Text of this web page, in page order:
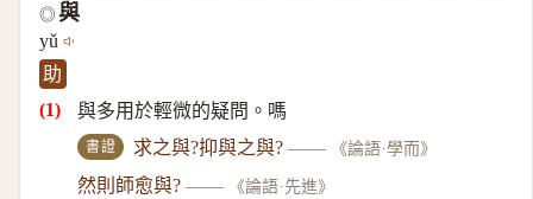
◎ 與
yǔ
助
與多用於輕微的疑問。嗎
書證 求之與?抑與之與? —— 《論語·學而》
然則師愈與? —— 《論語·先進》